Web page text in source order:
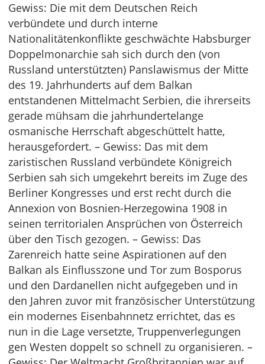
Gewiss: Die mit dem Deutschen Reich
verbündete und durch interne
Nationalitätenkonflikte geschwächte Habsburger
Doppelmonarchie sah sich durch den (von
Russland unterstützten) Panslawismus der Mitte
des 19. Jahrhunderts auf dem Balkan
entstandenen Mittelmacht Serbien, die ihrerseits
gerade mühsam die jahrhundertelange
osmanische Herrschaft abgeschüttelt hatte,
herausgefordert. – Gewiss: Das mit dem
zaristischen Russland verbündete Königreich
Serbien sah sich umgekehrt bereits im Zuge des
Berliner Kongresses und erst recht durch die
Annexion von Bosnien-Herzegowina 1908 in
seinen territorialen Ansprüchen von Österreich
über den Tisch gezogen. – Gewiss: Das
Zarenreich hatte seine Aspirationen auf den
Balkan als Einflusszone und Tor zum Bosporus
und den Dardanellen nicht aufgegeben und in
den Jahren zuvor mit französischer Unterstützung
ein modernes Eisenbahnnetz errichtet, das es
nun in die Lage versetzte, Truppenverlegungen
gen Westen doppelt so schnell zu organisieren. –